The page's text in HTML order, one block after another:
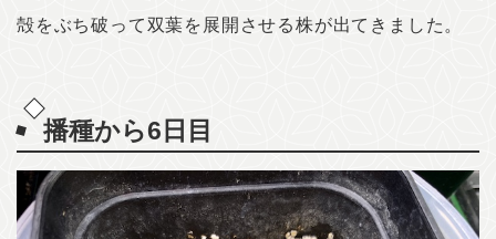
殻をぶち破って双葉を展開させる株が出てきました。
播種から6日目